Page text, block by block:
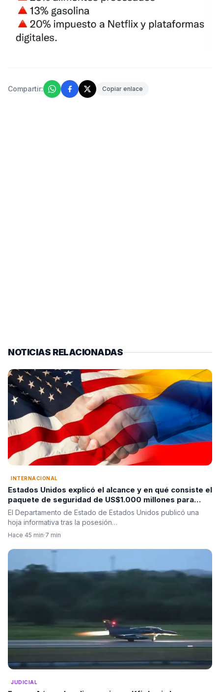
Compartir: Copiar enlace
NOTICIAS RELACIONADAS
INTERNACIONAL
Estados Unidos explicó el alcance y en qué consiste el
paquete de seguridad de US$1.000 millones para
Colombia tras la posesión de Abelardo De La Espriella
El Departamento de Estado de Estados Unidos publicó una
hoja informativa tras la posesión…
Hace 45 min·7 min
JUDICIAL